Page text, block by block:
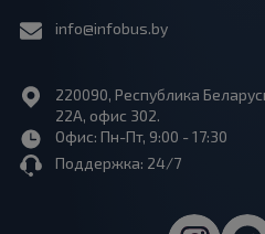
info@infobus.by
220090, Республика
22А, офис 302.
Офис: Пн-Пт, 9:00 - 17:30
Поддержка: 24/7